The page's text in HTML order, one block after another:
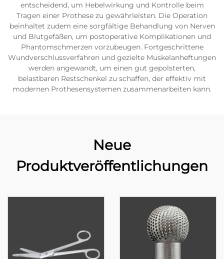
entscheidend, um Hebelwirkung und Kontrolle beim
Tragen einer Prothese zu gewährleisten. Die Operation
beinhaltet zudem eine sorgfältige Behandlung von Nerven
und Blutgefäßen, um postoperative Komplikationen und
Phantomschmerzen vorzubeugen. Fortgeschrittene
Wundverschlussverfahren und gezielte Muskelanheftungen
werden angewandt, um einen gut gepolsterten,
belastbaren Restschenkel zu schaffen, der effektiv mit
modernen Prothesensystemen zusammenarbeiten kann.
Neue
Produktveröffentlichungen